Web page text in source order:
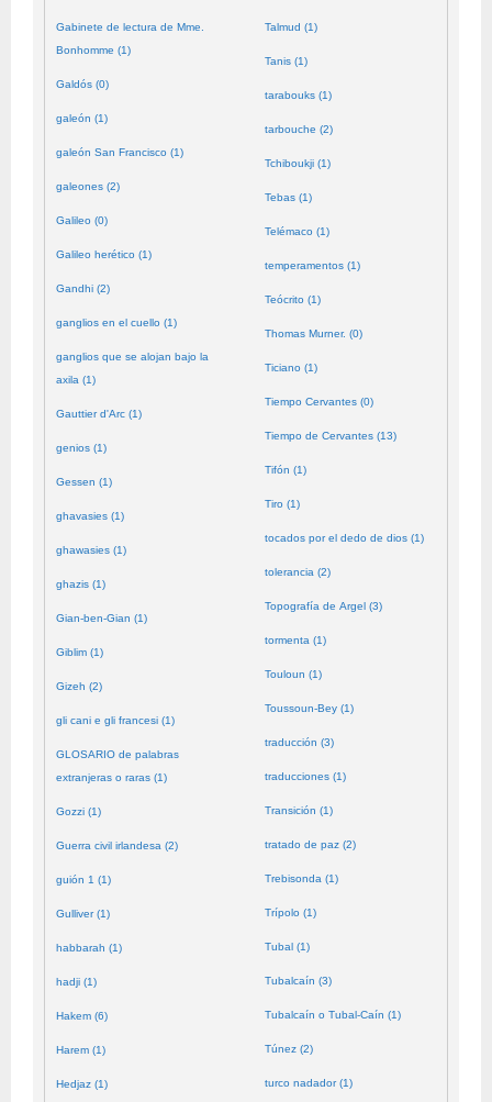
Gabinete de lectura de Mme.
Bonhomme (1)
Galdós (0)
galeón (1)
galeón San Francisco (1)
galeones (2)
Galileo (0)
Galileo herético (1)
Gandhi (2)
ganglios en el cuello (1)
ganglios que se alojan bajo la
axila (1)
Gauttier d'Arc (1)
genios (1)
Gessen (1)
ghavasies (1)
ghawasies (1)
ghazis (1)
Gian-ben-Gian (1)
Giblim (1)
Gizeh (2)
gli cani e gli francesi (1)
GLOSARIO de palabras
extranjeras o raras (1)
Gozzi (1)
Guerra civil irlandesa (2)
guión 1 (1)
Gulliver (1)
habbarah (1)
hadji (1)
Hakem (6)
Harem (1)
Hedjaz (1)
Talmud (1)
Tanis (1)
tarabouks (1)
tarbouche (2)
Tchiboukji (1)
Tebas (1)
Telémaco (1)
temperamentos (1)
Teócrito (1)
Thomas Murner. (0)
Ticiano (1)
Tiempo Cervantes (0)
Tiempo de Cervantes (13)
Tifón (1)
Tiro (1)
tocados por el dedo de dios (1)
tolerancia (2)
Topografía de Argel (3)
tormenta (1)
Touloun (1)
Toussoun-Bey (1)
traducción (3)
traducciones (1)
Transición (1)
tratado de paz (2)
Trebisonda (1)
Trípolo (1)
Tubal (1)
Tubalcaín (3)
Tubalcaín o Tubal-Caín (1)
Túnez (2)
turco nadador (1)